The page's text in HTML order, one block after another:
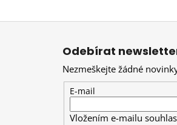
Z
Odebírat
Nezmeškejte žádné
E-mail
Vložením e-mailu